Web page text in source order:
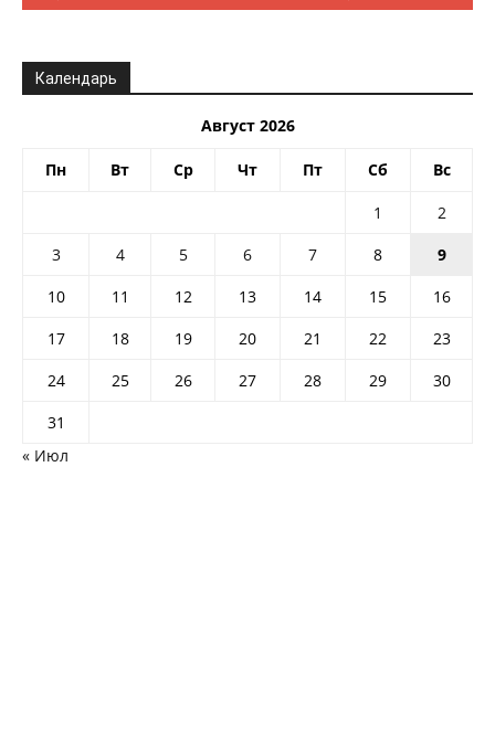
Календарь
Август 2026
Пн Вт Ср Чт Пт Сб Вс
1
2
3
4 5 6 7 8
9
10
11 12 13 14 15
16
17
18 19 20 21 22
23
24
25 26 27 28 29
30
31
« Июл